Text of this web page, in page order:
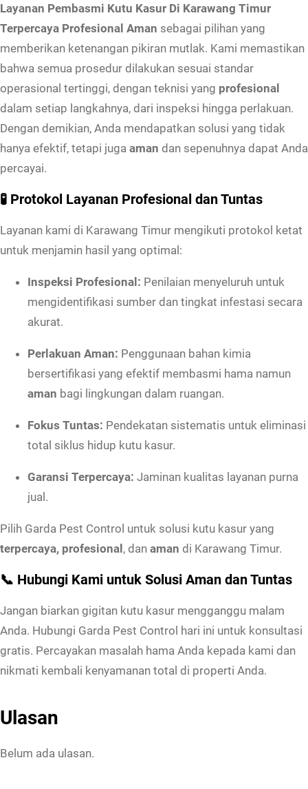
g
T
i
m
u
r
T
e
r
p
r
c
l
A
m
n
Layanan Pembasmi Kutu Kasur Di Karawang Timur
Terpercaya Profesional Aman sebagai pilihan yang
memberikan ketenangan pikiran mutlak. Kami memastikan
bahwa semua prosedur dilakukan sesuai standar
operasional tertinggi, dengan teknisi yang profesional
dalam setiap langkahnya, dari inspeksi hingga perlakuan.
Dengan demikian, Anda mendapatkan solusi yang tidak
hanya efektif, tetapi juga aman dan sepenuhnya dapat Anda
percayai.
🧪 Protokol Layanan Profesional dan Tuntas
Layanan kami di Karawang Timur mengikuti protokol ketat
untuk menjamin hasil yang optimal:
Inspeksi Profesional: Penilaian menyeluruh untuk
mengidentifikasi sumber dan tingkat infestasi secara
akurat.
Perlakuan Aman: Penggunaan bahan kimia
bersertifikasi yang efektif membasmi hama namun
aman bagi lingkungan dalam ruangan.
Fokus Tuntas: Pendekatan sistematis untuk eliminasi
total siklus hidup kutu kasur.
Garansi Terpercaya: Jaminan kualitas layanan purna
jual.
Pilih Garda Pest Control untuk solusi kutu kasur yang
terpercaya, profesional, dan aman di Karawang Timur.
📞 Hubungi Kami untuk Solusi Aman dan Tuntas
Jangan biarkan gigitan kutu kasur mengganggu malam
Anda. Hubungi Garda Pest Control hari ini untuk konsultasi
gratis. Percayakan masalah hama Anda kepada kami dan
nikmati kembali kenyamanan total di properti Anda.
Ulasan
Belum ada ulasan.